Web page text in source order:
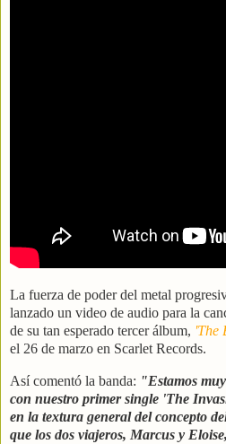
La fuerza de poder del metal
lanzado un video de audio para la
de su tan esperado tercer álbum, 'The
el 26 de marzo en Scarlet Records.
Así comentó la banda: "Estamos
con nuestro primer single 'The
en la textura general del concepto
que los dos viajeros, Marcus y